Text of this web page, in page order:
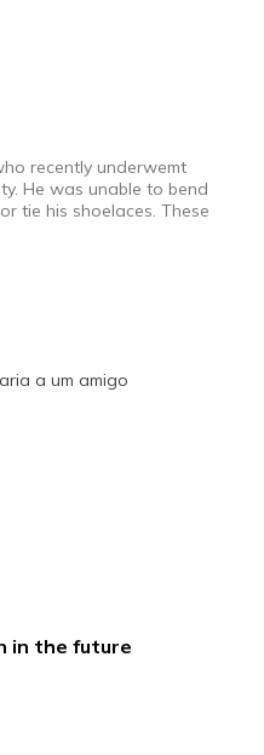
recently underwemt
He was unable to bend
tie his shoelaces. These
Wearing
a um amigo
in the future